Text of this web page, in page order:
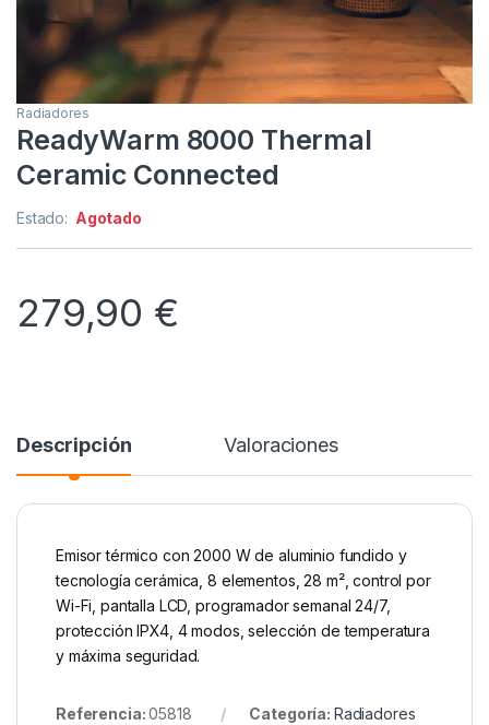
Radiadores
ReadyWarm 8000 Thermal
Ceramic Connected
Estado: Agotado
279,90 €
Descripción Valoraciones
Emisor térmico con 2000 W de aluminio fundido y
tecnología cerámica, 8 elementos, 28 m², control por
Wi-Fi, pantalla LCD, programador semanal 24/7,
protección IPX4, 4 modos, selección de temperatura
y máxima seguridad.
Referencia:05818 Categoría: Radiadores